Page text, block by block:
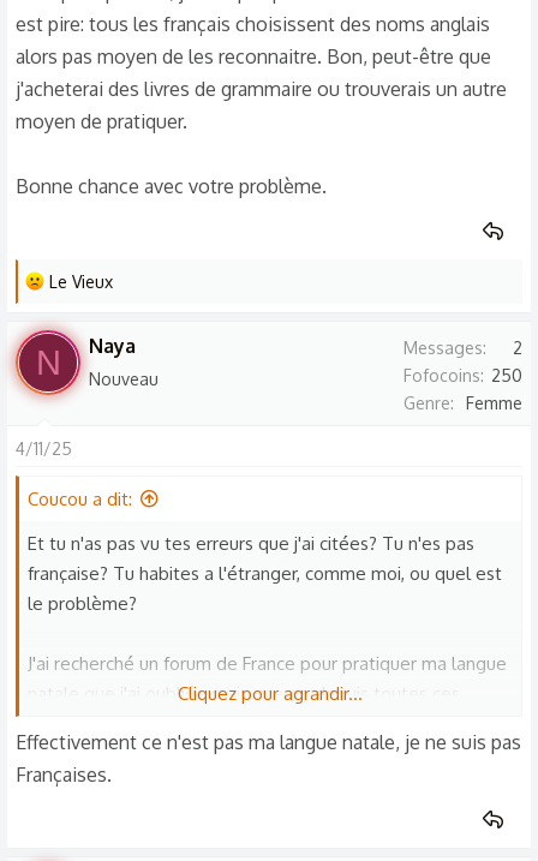
est pire: tous les français choisissent des noms anglais
alors pas moyen de les reconnaitre. Bon, peut-être que
j'acheterai des livres de grammaire ou trouverais un autre
moyen de pratiquer.
Bonne chance avec votre problème.
L
s
r
é
c
i
n
s
:
Le Vieux
N Naya
Nouveau
Messages
2
Fofocoins
250
Genre
Femme
4/11/25
Coucou a dit:
Et tu n'as pas vu tes erreurs que j'ai citées? Tu n'es pas
française? Tu habites a l'étranger, comme moi, ou quel est
le problème?
J'ai recherché un forum de France pour pratiquer ma langue
natale que j'ai oubliée mais, meme depuis toutes ces
verbes/objets/adjectifs des autres francophones. Alors
c'est pire que moi, je vais pas pouvoir m'en sortir. YouTube
est pire: tous les français choisissent des noms anglais alors
Cliquez pour agrandir...
Effectivement ce n'est pas ma langue natale, je ne suis pas
Françaises.